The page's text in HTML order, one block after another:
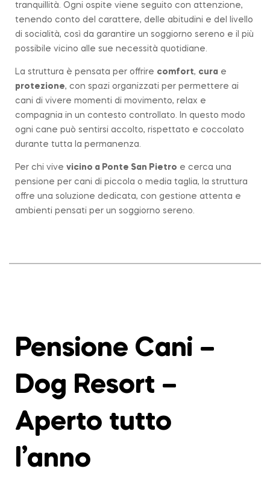
tranquillità. Ogni ospite viene seguito con attenzione,
tenendo conto del carattere, delle abitudini e del livello
di socialità, così da garantire un soggiorno sereno e il più
possibile vicino alle sue necessità quotidiane.
La struttura è pensata per offrire comfort, cura e
protezione, con spazi organizzati per permettere ai
cani di vivere momenti di movimento, relax e
compagnia in un contesto controllato. In questo modo
ogni cane può sentirsi accolto, rispettato e coccolato
durante tutta la permanenza.
Per chi vive vicino a Ponte San Pietro e cerca una
pensione per cani di piccola o media taglia, la struttura
offre una soluzione dedicata, con gestione attenta e
ambienti pensati per un soggiorno sereno.
Pensione Cani –
Dog Resort –
Aperto tutto
l’anno